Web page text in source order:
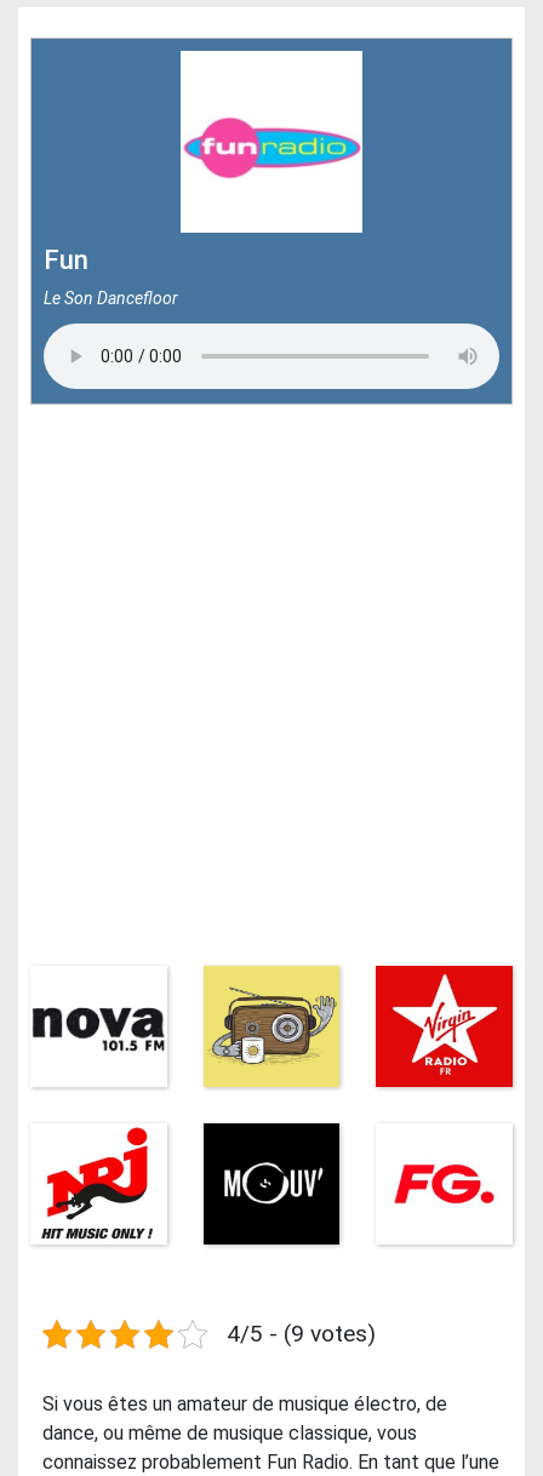
Fun
Le Son Dancefloor
4/5 - (9 votes)
Si vous êtes un amateur de musique électro, de
dance, ou même de musique classique, vous
connaissez probablement Fun Radio. En tant que l’une